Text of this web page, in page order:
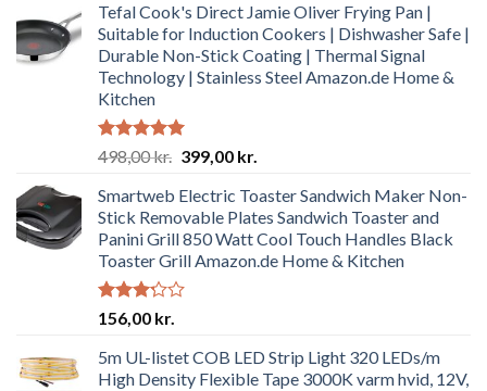
Tefal Cook's Direct Jamie Oliver Frying Pan |
Suitable for Induction Cookers | Dishwasher Safe |
Durable Non-Stick Coating | Thermal Signal
Technology | Stainless Steel Amazon.de Home &
Kitchen
Rated4.92
out of 5
498,00kr. Original
was:
498,00 kr..
399,00 kr.
is:
399,00 kr..
Smartweb Electric Toaster Sandwich Maker Non-
Stick Removable Plates Sandwich Toaster and
Panini Grill 850 Watt Cool Touch Handles Black
Toaster Grill Amazon.de Home & Kitchen
Rated
3.19
out of
5
156,00 kr.
5m UL-listet COB LED Strip Light 320 LEDs/m
High Density Flexible Tape 3000K varm hvid, 12V,